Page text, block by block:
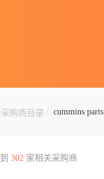
购商目录 / cummins parts
302家相关采购商